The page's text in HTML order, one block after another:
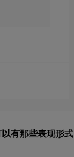
有那些表现形式